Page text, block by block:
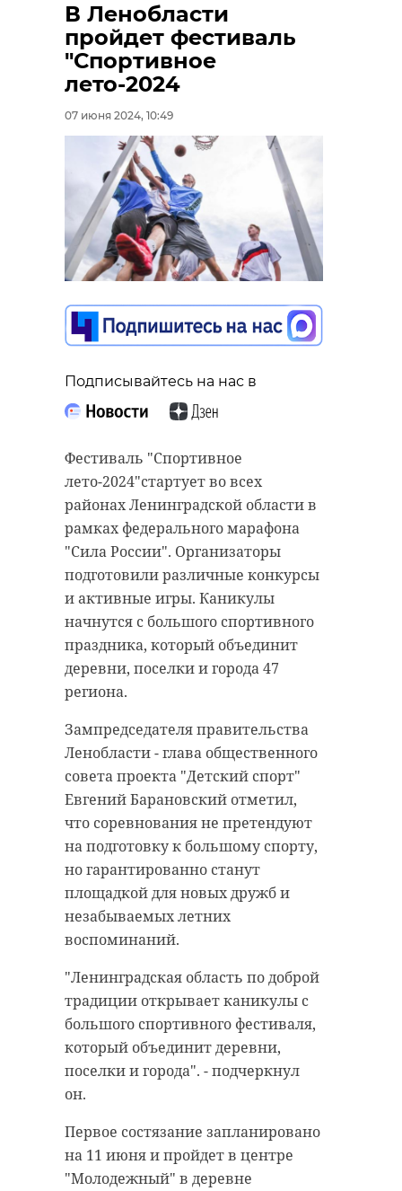
В Ленобласти
пройдет фестиваль
"Спортивное
лето-2024
07 июня 2024, 10:49
Подписывайтесь на нас в
Фестиваль "Спортивное
лето-2024"стартует во всех
районах Ленинградской области в
рамках федерального марафона
"Сила России". Организаторы
подготовили различные конкурсы
и активные игры. Каникулы
начнутся с большого спортивного
праздника, который объединит
деревни, поселки и города 47
региона.
Зампредседателя правительства
Ленобласти - глава общественного
совета проекта "Детский спорт"
Евгений Барановский отметил,
что соревнования не претендуют
на подготовку к большому спорту,
но гарантированно станут
площадкой для новых дружб и
незабываемых летних
воспоминаний.
"Ленинградская область по доброй
традиции открывает каникулы с
большого спортивного фестиваля,
который объединит деревни,
поселки и города". - подчеркнул
он.
Первое состязание запланировано
на 11 июня и пройдет в центре
"Молодежный" в деревне